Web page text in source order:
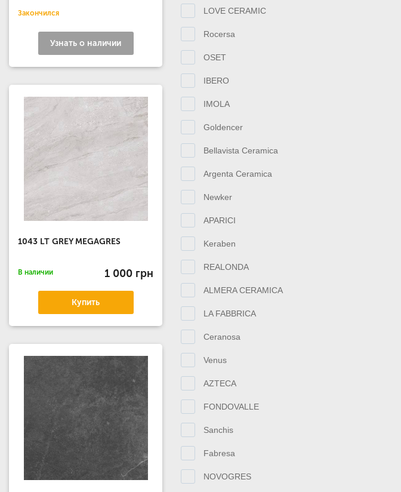
Закончился
Узнать о наличии
1043 LT GREY MEGAGRES
В наличии 1 000 грн
Купить
LOVE CERAMIC
Rocersa
OSET
IBERO
IMOLA
Goldencer
Bellavista Ceramica
Argenta Ceramica
Newker
APARICI
Keraben
REALONDA
ALMERA CERAMICA
LA FABBRICA
Ceranosa
Venus
AZTECA
FONDOVALLE
Sanchis
Fabresa
NOVOGRES